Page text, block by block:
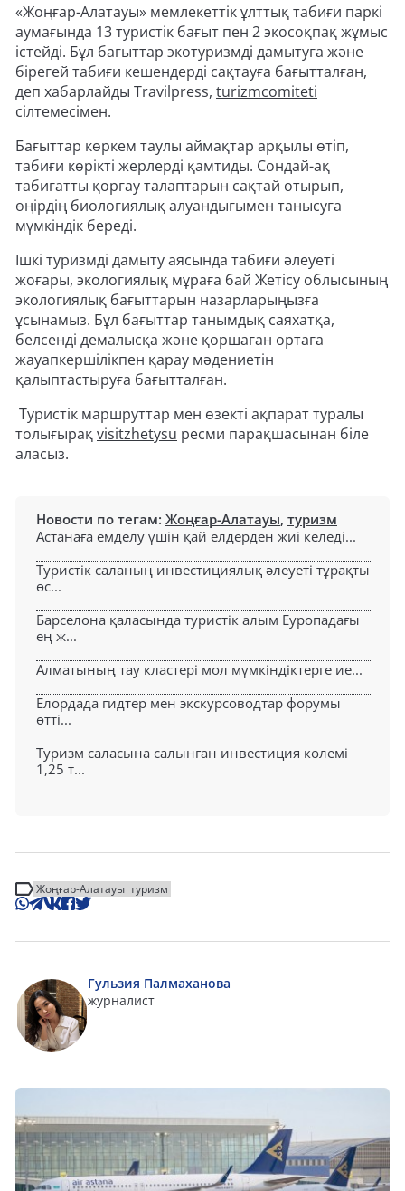
«Жоңғар-Алатауы» мемлекеттік ұлттық табиғи паркі
аумағында 13 туристік бағыт пен 2 экосоқпақ жұмыс
істейді. Бұл бағыттар экотуризмді дамытуға және
бірегей табиғи кешендерді сақтауға бағытталған,
деп хабарлайды Travilpress, turizmcomiteti
сілтемесімен.
Бағыттар көркем таулы аймақтар арқылы өтіп,
табиғи көрікті жерлерді қамтиды. Сондай-ақ
табиғатты қорғау талаптарын сақтай отырып,
өңірдің биологиялық алуандығымен танысуға
мүмкіндік береді.
Ішкі туризмді дамыту аясында табиғи әлеуеті
жоғары, экологиялық мұраға бай Жетісу облысының
экологиялық бағыттарын назарларыңызға
ұсынамыз. Бұл бағыттар танымдық саяхатқа,
белсенді демалысқа және қоршаған ортаға
жауапкершілікпен қарау мәдениетін
қалыптастыруға бағытталған.
Туристік маршруттар мен өзекті ақпарат туралы
толығырақvisitzhetysu ресми парақшасынан біле
аласыз.
Новости по тегам: Жоңғар-Алатауы, туризм
Астанаға емделу үшін қай елдерден жиі келеді...
Туристік саланың инвестициялық әлеуеті тұрақты
өс...
Барселона қаласында туристік алым Еуропадағы
ең ж...
Алматының тау кластері мол мүмкіндіктерге ие...
Елордада гидтер мен экскурсоводтар форумы
өтті...
Туризм саласына салынған инвестиция көлемі
1,25 т...
Жоңғар-Алатауы туризм
Гульзия Палмаханова
журналист